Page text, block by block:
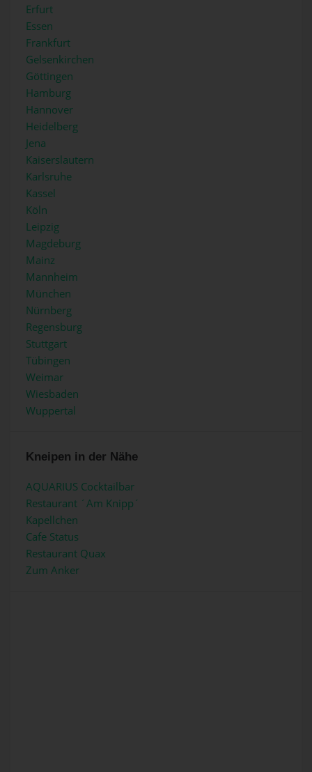
Erfurt
Essen
Frankfurt
Gelsenkirchen
Göttingen
Hamburg
Hannover
Heidelberg
Jena
Kaiserslautern
Karlsruhe
Kassel
Köln
Leipzig
Magdeburg
Mainz
Mannheim
München
Nürnberg
Regensburg
Stuttgart
Tübingen
Weimar
Wiesbaden
Wuppertal
Kneipen in der Nähe
AQUARIUS Cocktailbar
Restaurant ´Am Knipp´
Kapellchen
Cafe Status
Restaurant Quax
Zum Anker